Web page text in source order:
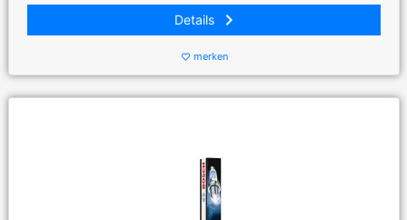
Details keyboard_arrow_right
favorite_border merken